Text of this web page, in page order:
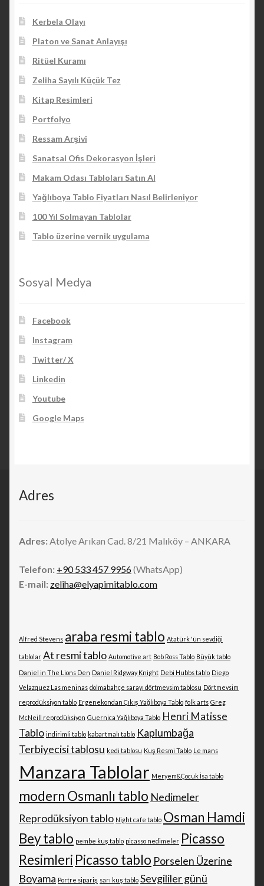
Kerbela Olayı
Platon ve Sanat Anlayışı
Ritüel Kuramı
Zeliha Sayılı Küçük Tez
Kitap Resimleri
Portfolyo
Ressam Arşivi
Sanatsal Ofis Dekorasyon İşleri
Makam Odası Tabloları Satın Al
Yağlıboya Tablo Fiyatları Nasıl Belirleniyor
100 Yıl Solmayan Tablolar
Tablo üzerine vernik uygulama
Sosyal Medya
Facebook
Instagram
Twitter/ X
Linkedin
Youtube
Google Maps
Adres
Adres:Atolye Arıkan Cad. 8/21 Malıköy – ANKARA
Telefon: +90 533 457 9956(WhatsApp)
E-mail: zeliha@elyapimitablo.com
Alfred Stevens araba resmi tablo Atatürk 'ün sevdiği
tablolar At resmi tablo Automotive art Bob Ross Tablo Büyük tablo
Daniel in The Lions Den Daniel Ridgway Knight Debi Hubbs tablo Diego
Velazquez Las meninas dolmabahçe sarayı dörtmevsim tablosu Dörtmevsim
reprodüksiyon tablo Ergenekondan Çıkış Yağlıboya Tablo folk arts Greg
McNeill reprodüksiyon Guernica Yağlıboya Tablo Henri Matisse
Tablo indirimli tablo kabartmalı tablo Kaplumbağa
Terbiyecisi tablosu kedi tablosu Kuş Resmi Tablo Le mans
Manzara Tablolar Meryem&Çocuk İsa tablo
modern Osmanlı tablo Nedimeler
Reprodüksiyon tablo Night cafe tablo Osman Hamdi
Bey tablo pembe kuş tablo picasso nedimeler Picasso
Resimleri Picasso tablo Porselen Üzerine
Boyama Portre sipariş sarı kuş tablo Sevgililer günü